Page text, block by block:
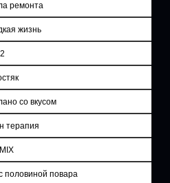
ремонта
жизнь
со вкусом
терапия
половиной повара